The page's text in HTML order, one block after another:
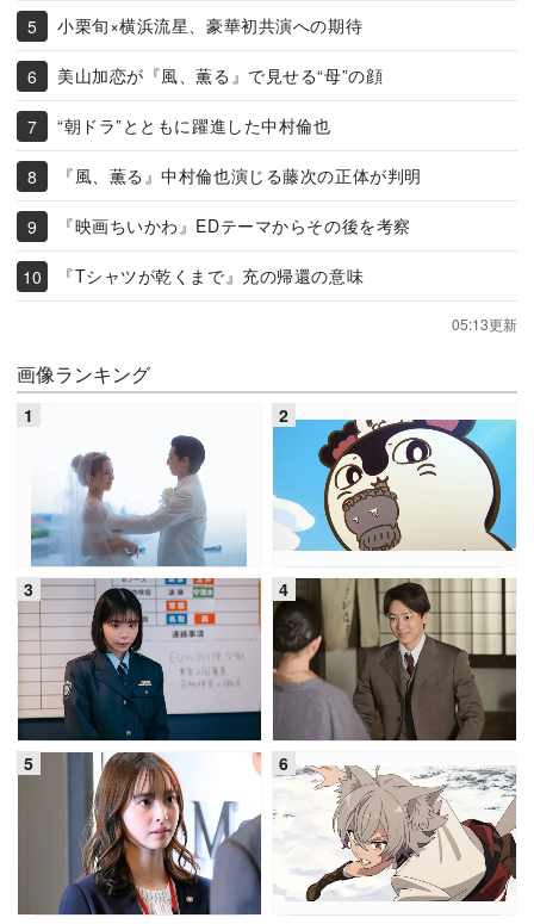
小栗旬×横浜流星、豪華初共演への期待
美山加恋が『風、薫る』で見せる“母”の顔
“朝ドラ”とともに躍進した中村倫也
『風、薫る』中村倫也演じる藤次の正体が判明
『映画ちいかわ』EDテーマからその後を考察
『Tシャツが乾くまで』充の帰還の意味
05:13更新
画像ランキング